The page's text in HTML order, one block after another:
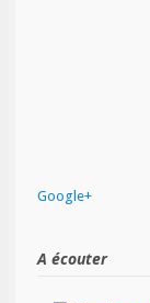
Google+
A écouter